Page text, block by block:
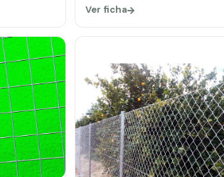
Ver ficha